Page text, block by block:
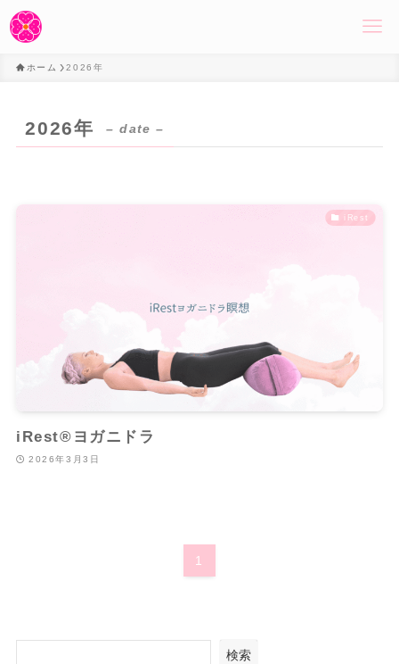
ホーム 2026年
2026年 – date –
iRest
iRest®ヨガニドラ
2026年3月3日
1
検索